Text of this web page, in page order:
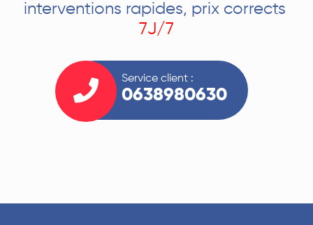
interventions rapides, prix corrects
7J/7
Service client :
0638980630